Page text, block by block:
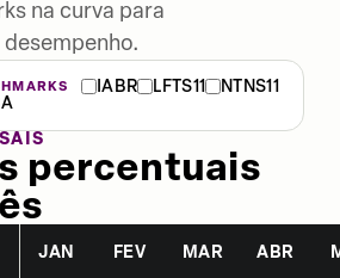
na curva para
IABR LFTS11
NTNS11
percentuais
JAN FEV MAR ABR